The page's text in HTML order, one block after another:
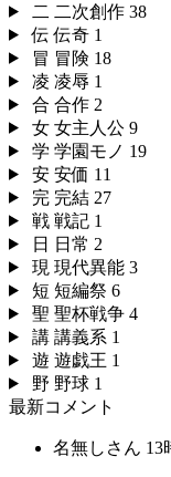
二 二次創作 38
伝伝奇 1
冒 冒険 18
凌 凌辱 1
合 合作 2
女 女主人公 9
学 学園モノ 19
安 安価 11
完 完結 27
戦 戦記 1
日
日常 2
現 現代異能 3
短 短編祭 6
聖 聖杯戦争 4
講 講義系 1
遊 遊戯王 1
野 野球 1
最新コメント
名無しさん 13